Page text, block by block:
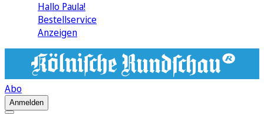
Hallo Paula!
Bestellservice
Anzeigen
Abo
Anmelden